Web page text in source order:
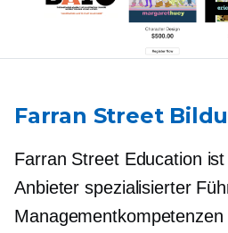
Farran Street
Farran Street Education
Anbieter spezialisierter